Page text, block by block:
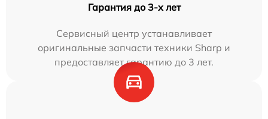
Гарантия до 3-х лет
Сервисный центр устанавливает
оригинальные запчасти техники Sharp и
предоставляет гарантию до 3 лет.